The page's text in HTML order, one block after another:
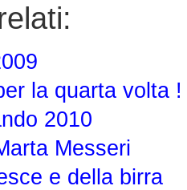
la quarta volta !
2010
Messeri
e della birra